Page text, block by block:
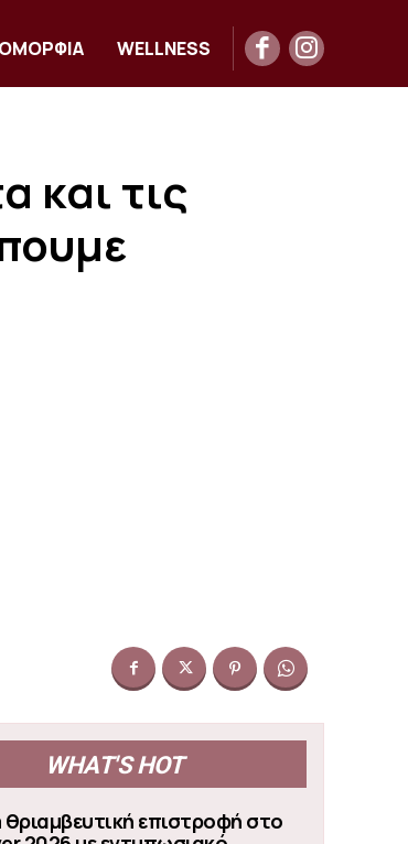
ΟΜΟΡΦΙΑ WELLNESS
και τις
WHAT'S HOT
θριαμβευτική επιστροφή στο